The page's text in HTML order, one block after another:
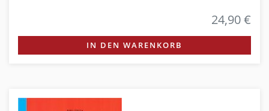
24,90 €
IN DEN WARENKORB